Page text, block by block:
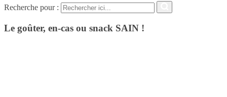
Recherche pour :
Le goûter, en-cas ou snack SAIN !